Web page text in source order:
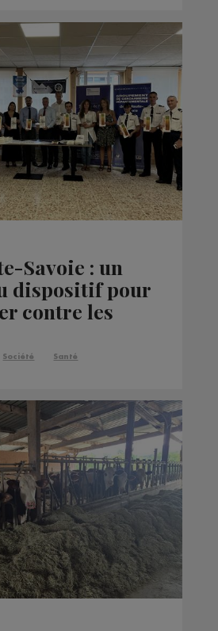
Savoie : un
dispositif pour
contre les
Société Santé